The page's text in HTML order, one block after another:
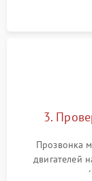
3.
Прозвонка
двигателей